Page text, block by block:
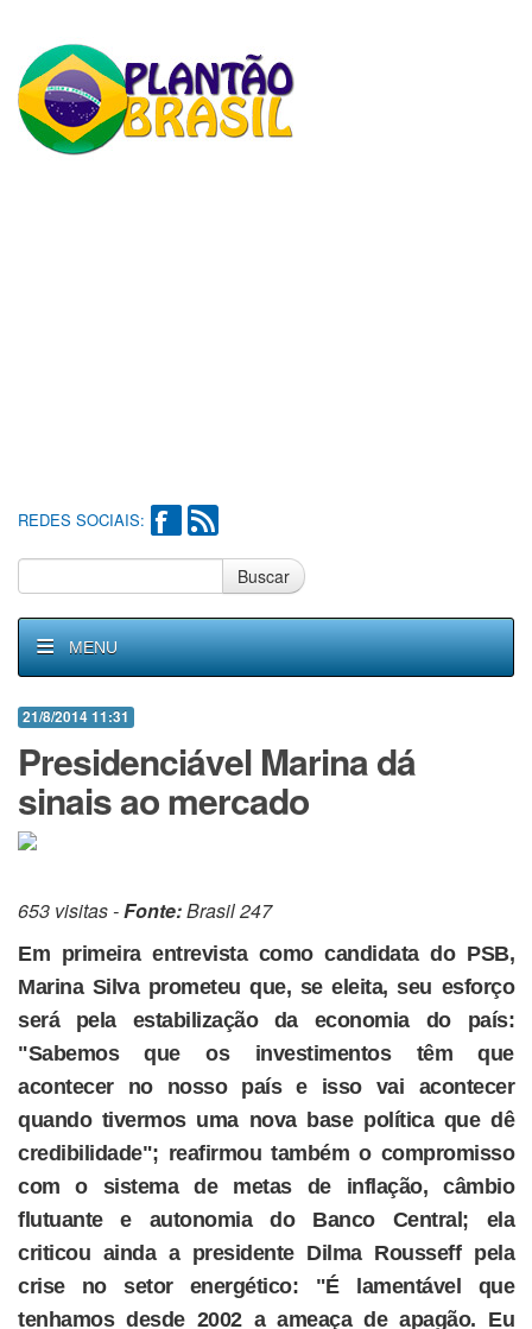
REDES SOCIAIS:
Buscar
MENU
21/8/2014 11:31
Presidenciável Marina dá
sinais ao mercado
653 visitas -Fonte:Brasil 247
Em primeira entrevista como candidata do PSB,
Marina Silva prometeu que, se eleita, seu esforço
será pela estabilização da economia do país:
"Sabemos que os investimentos têm que
acontecer no nosso país e isso vai acontecer
quando tivermos uma nova base política que dê
credibilidade"; reafirmou também o compromisso
com o sistema de metas de inflação, câmbio
flutuante e autonomia do Banco Central; ela
criticou ainda a presidente Dilma Rousseff pela
crise no setor energético: "É lamentável que
tenhamos desde 2002 a ameaça de apagão. Eu